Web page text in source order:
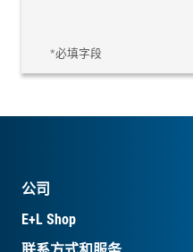
*必填字段
公司
E+L Shop